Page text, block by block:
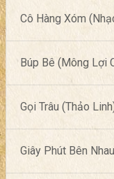
Cô Hàng Xóm
Búp Bê (Mông Lợi
Gọi Trâu (Thảo
Giây Phút Bên